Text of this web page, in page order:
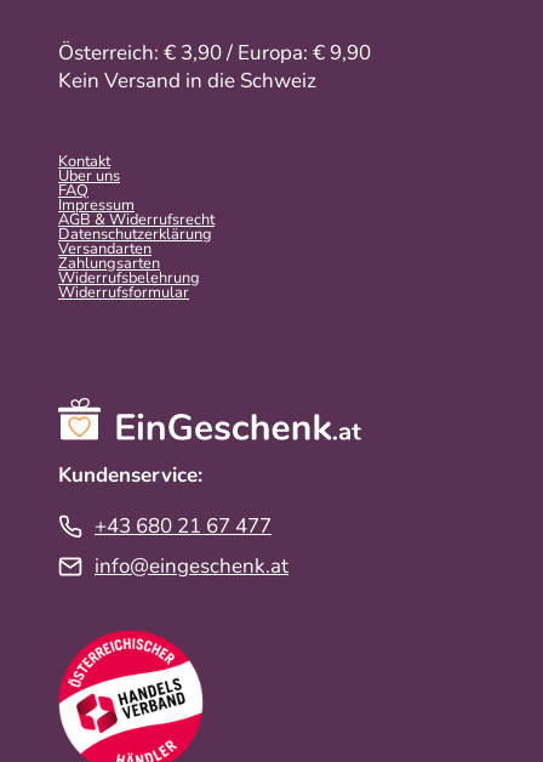
Österreich: € 3,90 / Europa: € 9,90
Kein Versand in die Schweiz
Kontakt
Über uns
FAQ
Impressum
AGB & Widerrufsrecht
Datenschutzerklärung
Versandarten
Zahlungsarten
Widerrufsbelehrung
Widerrufs­formular
Kundenservice:
+43 680 21 67 477
info@eingeschenk.at